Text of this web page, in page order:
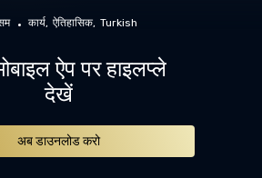
कार्य ऐतिहासिक Turkish
ऐप पर हाइलप्ले
देखें
अब डाउनलोड करो